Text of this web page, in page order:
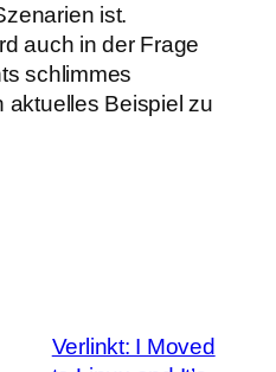
ist.
auch in der Frage
schlimmes
aktuelles Beispiel zu
Verlinkt: I Moved